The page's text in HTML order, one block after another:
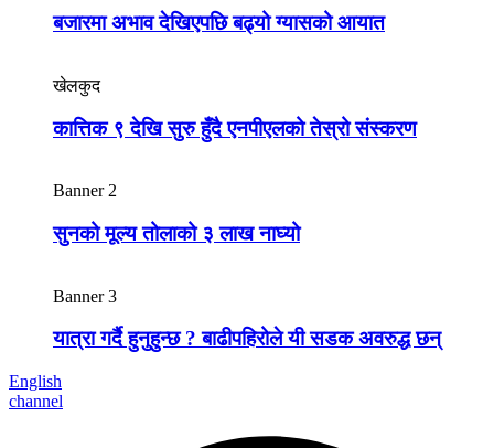
बजारमा अभाव देखिएपछि बढ्यो ग्यासको आयात
खेलकुद
कात्तिक ९ देखि सुरु हुँदै एनपीएलको तेस्रो संस्करण
Banner 2
सुनको मूल्य तोलाको ३ लाख नाघ्यो
Banner 3
यात्रा गर्दै हुनुहुन्छ ? बाढीपहिरोले यी सडक अवरुद्ध छन्
English
channel